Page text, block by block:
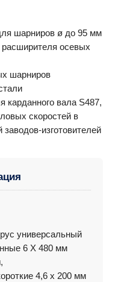
шарниров ø до 95 мм
расширителя осевых
шарниров
карданного вала S487,
скоростей в
изготовителей
универсальный
6 X 480 мм
4,6 x 200 мм